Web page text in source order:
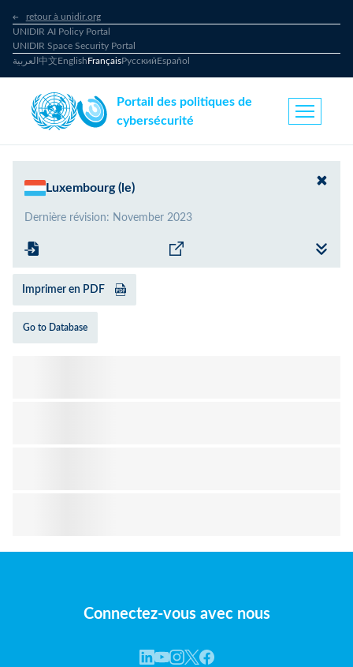
retour à unidir.org
UNIDIR AI Policy Portal
UNIDIR Space Security Portal
العربية 中文EnglishFrançaisРусскийEspañol
Portail des politiques de
cybersécurité
Luxembourg (le)
Dernière révision: November 2023
Imprimer en PDF
Go to Database
Connectez-vous avec nous